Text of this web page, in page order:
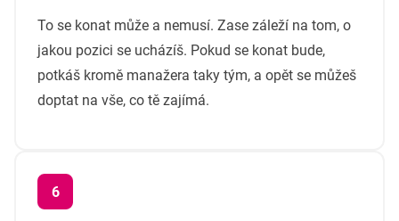
To se konat může a nemusí. Zase záleží na tom, o
jakou pozici se ucházíš. Pokud se konat bude,
potkáš kromě manažera taky tým, a opět se můžeš
doptat na vše, co tě zajímá.